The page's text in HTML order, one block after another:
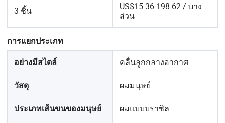
3 ชิ้น
US$15.36-198.62 / บาง
ส่วน
การแยกประเภท
อย่างมีสไตล์ คลื่นลูกกลางอากาศ
วัสดุ ผมมนุษย์
ประเภทเส้นขนของมนุษย์ ผมแบบบราซิล